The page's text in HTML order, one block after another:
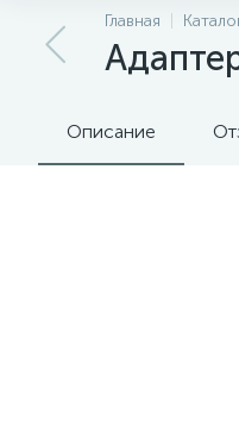
Главная
Описание